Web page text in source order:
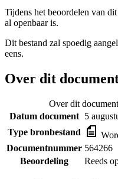
Tijdens het beoordelen van
al openbaar is.
Dit bestand zal spoedig
eens.
Over dit
Over dit document
Datum document 5
Type bronbestand
Documentnummer 564266
Beoordeling
Reeds